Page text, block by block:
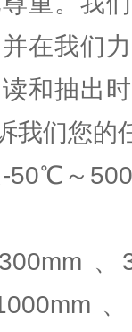
在我们
和抽出
我们您
50℃～
、